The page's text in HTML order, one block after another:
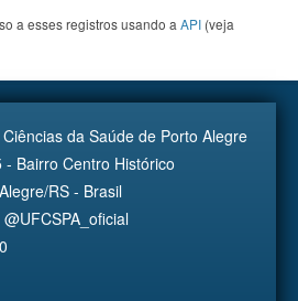
a esses registros usando a API (veja
da Saúde de Porto Alegre
Bairro Centro Histórico
RS - Brasil